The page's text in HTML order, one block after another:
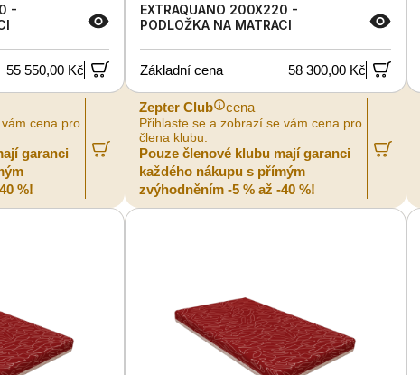
-
55 550,00 Kč
cena pro
garanci
%!
EXTRAQUANO 200X220 -
PODLOŽKA NA MATRACI
Základní cena 58 300,00 Kč
Zepter Club cena
Přihlaste se a zobrazí se vám cena pro
člena klubu.
Pouze členové klubu mají garanci
každého nákupu s přímým
zvýhodněním -5 % až -40 %!